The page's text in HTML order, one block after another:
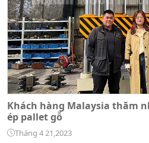
Khách hàng Malaysia thăm
ép pallet gỗ
Tháng 4 21,2023